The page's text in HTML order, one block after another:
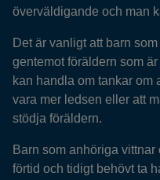
överväldigande och man
Det är vanligt att barn
gentemot föräldern som
kan handla om tankar om
vara mer ledsen eller att
stödja föräldern.
Barn som anhöriga
förtid och tidigt behövt ta